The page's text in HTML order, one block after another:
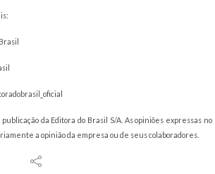
publicação da Editora do Brasil S/A. As opiniões expressas
a opinião da empresa ou de seus colaboradores.